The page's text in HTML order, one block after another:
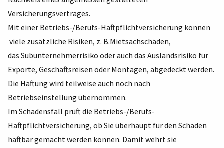
Versicherungsvertrages.
Mit einer Betriebs-/Berufs-Haftpflichtversicherung können
viele zusätzliche Risiken, z. B.Mietsachschäden,
das Subunternehmerrisiko oder auch das Auslandsrisiko für
Exporte, Geschäftsreisen oder Montagen, abgedeckt werden.
Die Haftung wird teilweise auch noch nach
Betriebseinstellung übernommen.
Im Schadensfall prüft die Betriebs-/Berufs-
Haftpflichtversicherung, ob Sie überhaupt für den Schaden
haftbar gemacht werden können. Damit wehrt sie